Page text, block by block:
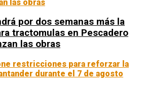
por dos semanas más la
tractomulas en Pescadero
las obras